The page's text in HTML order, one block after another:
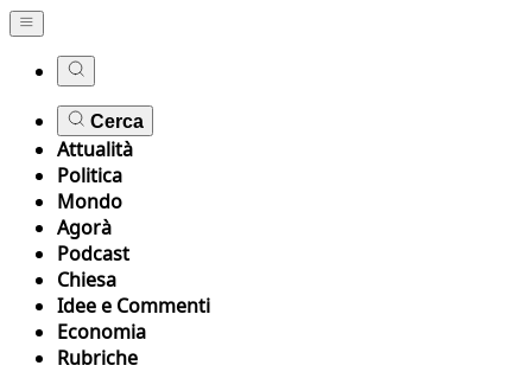
Cerca
Attualità
Politica
Mondo
Agorà
Podcast
Chiesa
Idee e Commenti
Economia
Rubriche